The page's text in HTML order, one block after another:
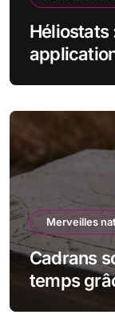
Héliostats
Merveilles
Cadrans
temps